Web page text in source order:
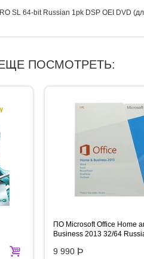
SL 64-bit Russian 1pk DSP OEI DVD
ПОСМОТРЕТЬ:
ПО Microsoft Office Home
Business 2013 32/64
9 990 Þ